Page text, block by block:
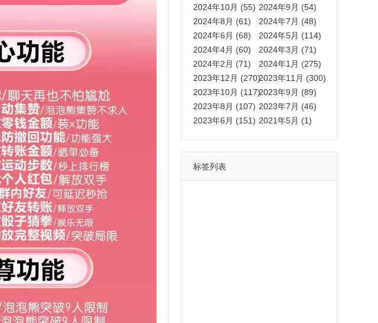
2024年10月 (55) 2024年9月 (54)
2024年8月 (61)
2024年7月 (48)
2024年6月 (68)
2024年5月 (114)
2024年4月 (60)
2024年3月 (71)
2024年2月 (71)
2024年1月 (275)
2023年12月 (270)2023年11月 (300)
2023年10月 (117)2023年9月 (89)
2023年8月 (107) 2023年7月 (46)
2023年6月 (151) 2021年5月 (1)
标签列表